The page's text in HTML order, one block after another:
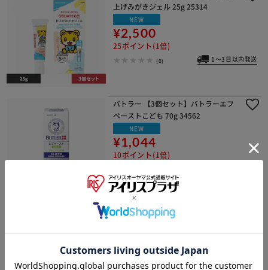
上げみがきジェル 25g 25314
NEW
¥2,500
25ポイント(1倍)
(0) 1～3日以内発送
バトラー 【3個セット】バトラーエフ
ペーストこども 70g 34562
NEW
¥1,044
10ポイント(1倍)
サンスター薬用塩ハミガキ 85g 26188
¥798
7ポイント(1倍)